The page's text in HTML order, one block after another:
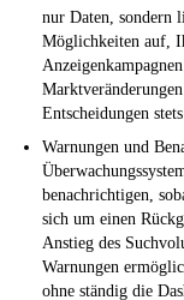
nur Daten, sondern
Möglichkeiten auf,
Entscheidungen
Warnungen und
benachrichtigen,
sich um einen
Anstieg des
Warnungen
ohne ständig die